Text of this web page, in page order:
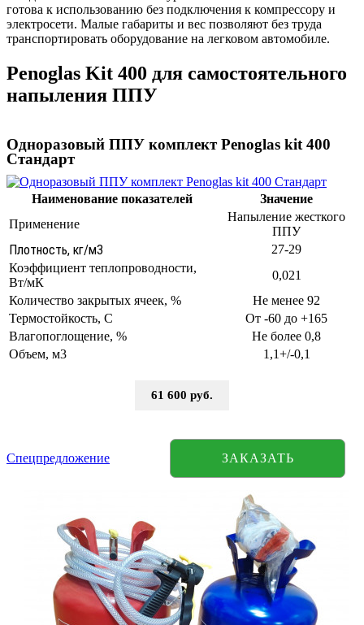
готова к использованию без подключения к компрессору и
электросети. Малые габариты и вес позволяют без труда
транспортировать оборудование на легковом автомобиле.
Penoglas Kit 400 для самостоятельного
напыления ППУ
Одноразовый ППУ комплект Penoglas kit 400
Стандарт
Наименование показателей
Значение
Применение
Напыление жесткого
ППУ
Плотность, кг/м3
27-29
Коэффициент теплопроводности,
Вт/мК
0,021
Количество закрытых ячеек, %
Не менее 92
Термостойкость, С
От -60 до +165
Влагопоглощение, %
Не более 0,8
Объем, м3
1,1+/-0,1
61 600 руб.
Спецпредложение ЗАКАЗАТЬ